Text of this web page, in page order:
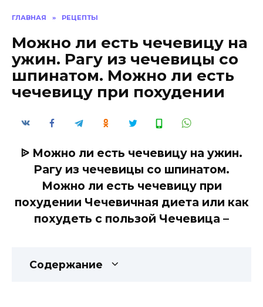
ГЛАВНАЯ » РЕЦЕПТЫ
Можно ли есть чечевицу на
ужин. Рагу из чечевицы со
шпинатом. Можно ли есть
чечевицу при похудении
ᐉ Можно ли есть чечевицу на ужин.
Рагу из чечевицы со шпинатом.
Можно ли есть чечевицу при
похудении Чечевичная диета или как
похудеть с пользой Чечевица –
Содержание